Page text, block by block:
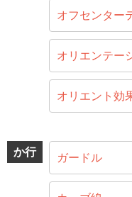
オフセンター
オリエンテー
オリエント効
か行 ガードル